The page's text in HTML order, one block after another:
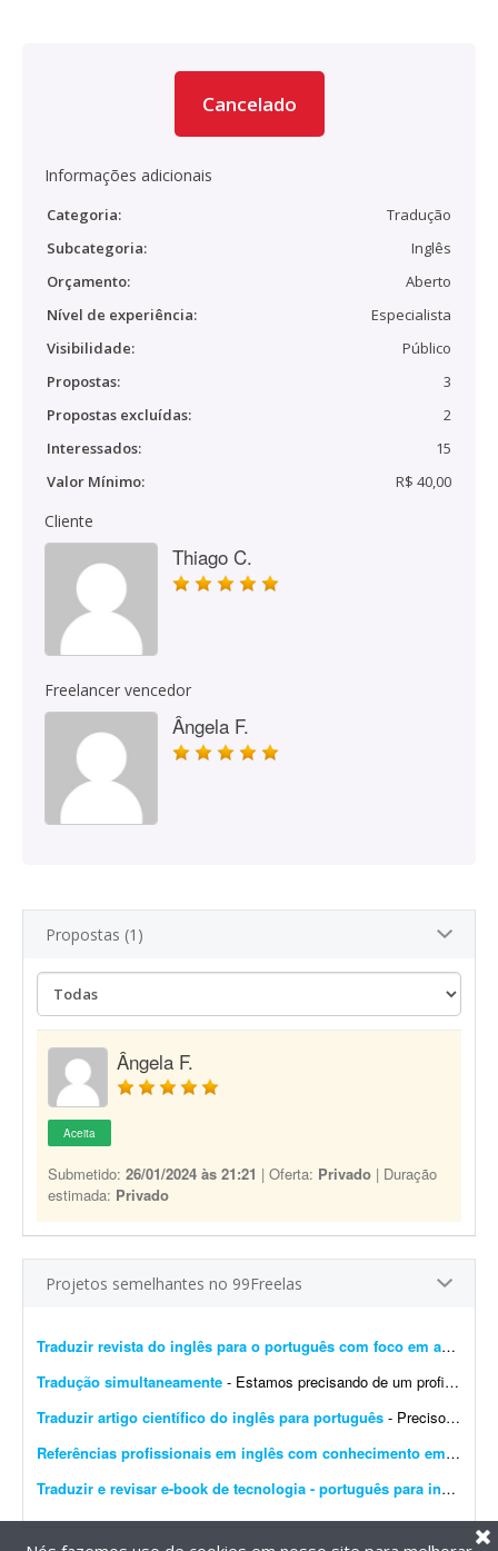
Cancelado
Informações adicionais
Categoria:
Tradução
Subcategoria:
Inglês
Orçamento:
Aberto
Nível de experiência:
Especialista
Visibilidade:
Público
Propostas:
3
Propostas excluídas:
2
Interessados:
15
Valor Mínimo:
R$ 40,00
Cliente
Thiago C.
Freelancer vencedor
Ângela F.
Propostas (1)
Ângela F.
Aceita
Submetido: 26/01/2024 às 21:21 | Oferta: Privado | Duração
estimada: Privado
Projetos semelhantes no 99Freelas
Traduzir revista do inglês para o português com foco em aprendizagem
Tradução simultaneamente - Estamos precisando de um profissional tradutor para participar de uma Meeting no Teams Microsoft para nós acompanhar em uma apresentação, para nós auxiliar na tradu&cced...
Traduzir artigo científico do inglês para português - Preciso de alguém com experiência em tradução de artigos científicos. Necessito traduzir um artigo do inglês para o português, preservando o rigor term...
Referências profissionais em inglês com conhecimento em mídia paga
Traduzir e revisar e-book de tecnologia - português para inglês